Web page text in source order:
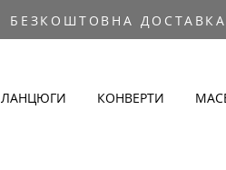
БЕЗКОШТОВНА
ЛАНЦЮГИ КОНВЕРТИ